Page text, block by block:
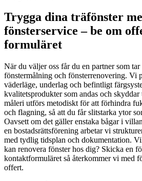
Trygga dina träfönster
fönsterservice – be om
formuläret
När du väljer oss får du en partner som
fönstermålning och fönsterrenovering. Vi
väderläge, underlag och befintligt
kvalitetsprodukter som andas och skyddar
måleri utförs metodiskt för att förhindra
och flagning, så att du får slitstarka ytor
Oavsett om det gäller enstaka bågar i
en bostadsrättsförening arbetar vi
med tydlig tidsplan och dokumentation.
kan renovera fönster hos dig? Skicka en
kontaktformuläret så återkommer vi med
offert.